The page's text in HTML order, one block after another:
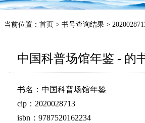
当前位置： 首页 > 书号查询结果 >
中国科普场馆年鉴 - 的
书名：中国科普场馆年鉴
cip：2020028713
isbn：9787520162234